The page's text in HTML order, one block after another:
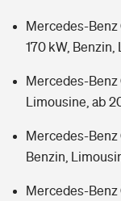
Mercedes-Benz
170 kW,
Mercedes-Benz
Limousine, ab
Mercedes-Benz
Benzin,
Mercedes-Benz